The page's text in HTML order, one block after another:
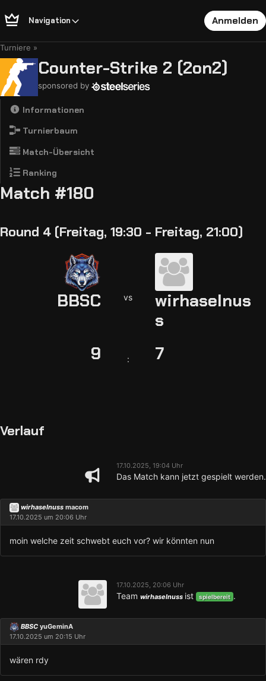
Navigation Anmelden
Turniere
Counter-Strike 2 (2on2)
sponsored by
Informationen
Turnierbaum
Match-Übersicht
Ranking
Match #180
Round 4 (Freitag, 19:30 - Freitag, 21:00)
BBSC vs
wirhaselnus
s
9
: 7
Verlauf
17.10.2025, 19:04 Uhr
Das Match kann jetzt gespielt werden.
wirhaselnuss macom
17.10.2025 um 20:06 Uhr
moin welche zeit schwebt euch vor? wir könnten nun
17.10.2025, 20:06 Uhr
Team wirhaselnuss ist spielbereit .
BBSC yuGeminA
17.10.2025 um 20:15 Uhr
wären rdy